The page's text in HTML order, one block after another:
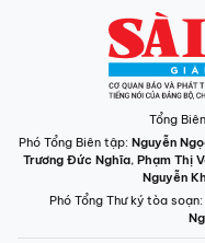
Tổng
Phó Tổng Biên tập: Nguyễn
Trương Đức Nghĩa, Phạm Thị
Nguyễn
Phó Tổng Thư ký tòa soạn: